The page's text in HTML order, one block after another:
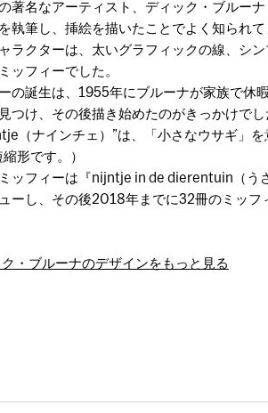
著名なアーティスト、ディック・ブルー
執筆し、挿絵を描いたことでよく知られ
ラクターは、太いグラフィックの線、シ
ッフィーでした。
の誕生は、1955年にブルーナが家族で休
つけ、その後描き始めたのがきっかけで
（ナインチェ）”は、「小さなウサギ」
形です。）
ッフィーは『nijntje in de dierentuin（う
ーし、その後2018年までに32冊のミッフ
ク・ブルーナのデザインをもっと見る